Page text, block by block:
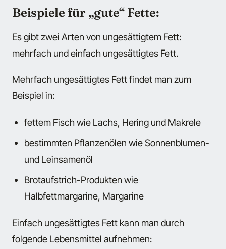
Beispiele für „gute“ Fette:
Es gibt zwei Arten von ungesättigtem Fett:
mehrfach und einfach ungesättigtes Fett.
Mehrfach ungesättigtes Fett findet man zum
Beispiel in:
fettem Fisch wie Lachs, Hering und Makrele
bestimmten Pflanzenölen wie Sonnenblumen-
und Leinsamenöl
Brotaufstrich-Produkten wie
Halbfettmargarine, Margarine
Einfach ungesättigtes Fett kann man durch
folgende Lebensmittel aufnehmen: